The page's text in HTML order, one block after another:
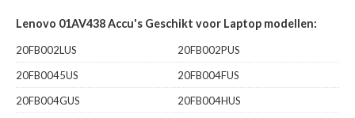
Lenovo 01AV438 Accu's Geschikt voor Laptop modellen:
20FB002LUS
20FB002PUS
20FB0045US
20FB004FUS
20FB004GUS
20FB004HUS